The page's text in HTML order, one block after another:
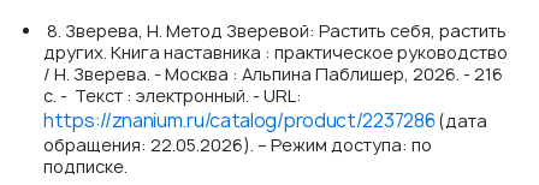
8. Зверева, Н. Метод Зверевой: Растить себя, растить
других. Книга наставника : практическое руководство
/ Н. Зверева. - Москва : Альпина Паблишер, 2026. - 216
с. - Текст : электронный. - URL:
https://znanium.ru/catalog/product/2237286(дата
обращения: 22.05.2026). – Режим доступа: по
подписке.